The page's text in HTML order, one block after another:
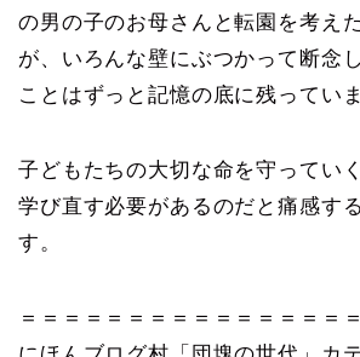
の男の子のお母さんと転園を考え
が、いろんな壁にぶつかって断念
ことはずっと記憶の底に残っていま
子どもたちの大切な命を守ってい
学び直す必要があるのだと痛感す
す。
＝＝＝＝＝＝＝＝＝＝＝＝＝＝＝＝